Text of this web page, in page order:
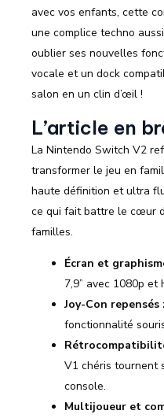
avec vos enfants, cette
une complice techno
oublier ses nouvelles
vocale et un dock
salon en un clin d’œil !
L’article en
La Nintendo Switch V2
transformer le jeu en
haute définition et ultra
ce qui fait battre le cœur
familles.
Écran et
7,9” avec 1080p et
Joy-Con repensés :
fonctionnalité
V1 chéris tournent
console.
Multijoueur et